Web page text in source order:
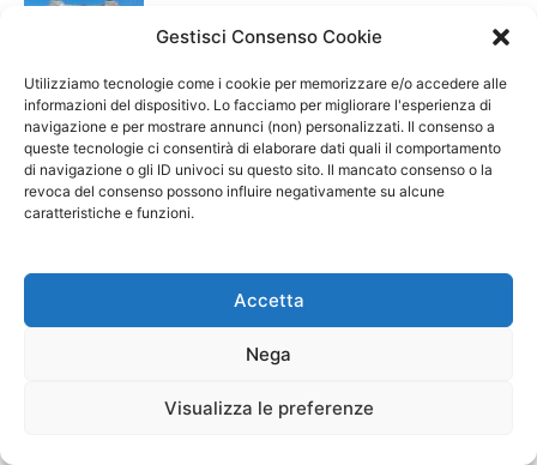
Gestisci Consenso Cookie
Utilizziamo tecnologie come i cookie per memorizzare e/o accedere alle
informazioni del dispositivo. Lo facciamo per migliorare l'esperienza di
navigazione e per mostrare annunci (non) personalizzati. Il consenso a
queste tecnologie ci consentirà di elaborare dati quali il comportamento
di navigazione o gli ID univoci su questo sito. Il mancato consenso o la
revoca del consenso possono influire negativamente su alcune
caratteristiche e funzioni.
Accetta
Nega
Visualizza le preferenze
ARTICOLI RECENTI
Perché le azioni Stellantis stanno calando in
borsa
Azioni Tenaris: ci sarà rimbalzo dopo il crollo
Broker forex con leva 1:500: come funzionano